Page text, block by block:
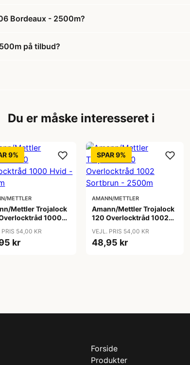
Bordeaux - 2500m?
på tilbud?
Du er måske interesseret i
9%
METTLER
Mettler Trojalock
1000
PRIS 54,00 KR
kr
SPAR 9%
AMANN/METTLER
Amann/Mettler Trojalock
120 Overlocktråd 1002
VEJL. PRIS 54,00 KR
48,95 kr
Forside
Produkter